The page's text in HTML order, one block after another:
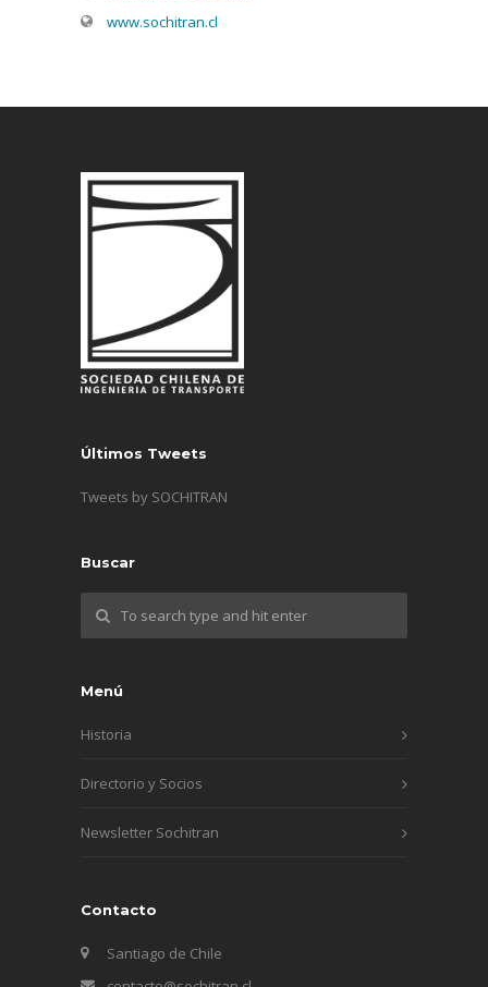
www.sochitran.cl
Últimos Tweets
Tweets by SOCHITRAN
Buscar
Menú
Historia
Directorio y Socios
Newsletter Sochitran
Contacto
Santiago de Chile